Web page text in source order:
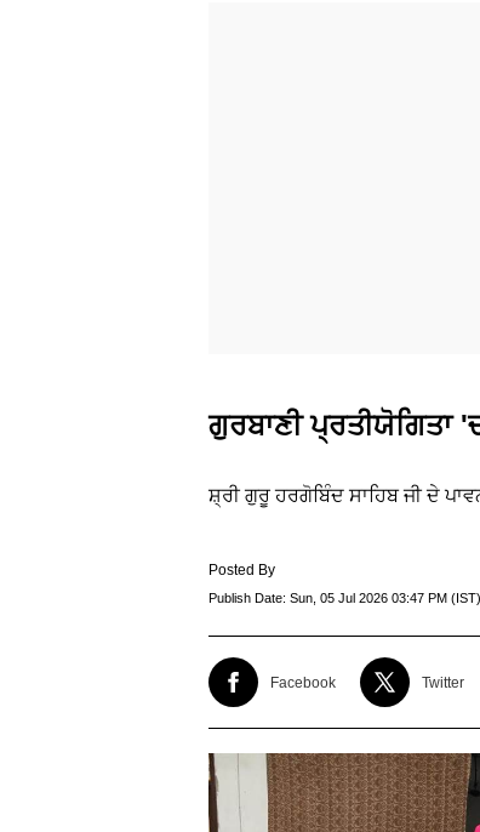
ਗੁਰਬਾਣੀ ਪ੍ਰਤੀਯੋਗਿਤਾ
ਸ਼੍ਰੀ ਗੁਰੂ ਹਰਗੋਬਿੰਦ ਸਾਹਿਬ ਜੀ ਦੇ
Posted By
Publish Date: Sun, 05 Jul 2026 03:47 PM (IST)
Facebook Twitter